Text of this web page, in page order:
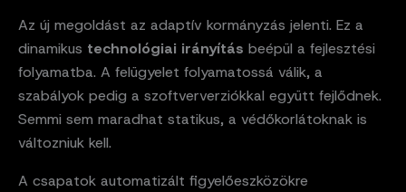
Az új megoldást az adaptív kormányzás jelenti. Ez a
dinamikus technológiai irányítás beépül a fejlesztési
folyamatba. A felügyelet folyamatossá válik, a
szabályok pedig a szoftververziókkal együtt fejlődnek.
Semmi sem maradhat statikus, a védőkorlátoknak is
változniuk kell.
A csapatok automatizált figyelőeszközökre